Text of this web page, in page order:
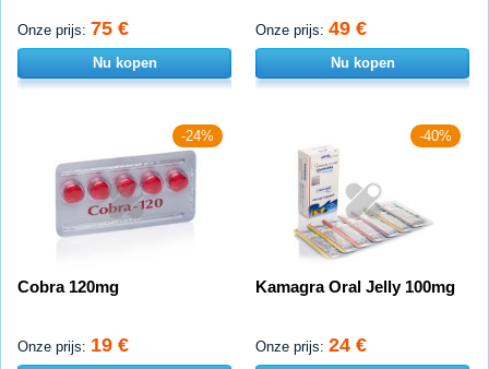
Onze prijs: 75 €
Nu kopen
Onze prijs: 49 €
Nu kopen
-24%
Cobra 120mg
Onze prijs: 19 €
-40%
Kamagra Oral Jelly 100mg
Onze prijs: 24 €